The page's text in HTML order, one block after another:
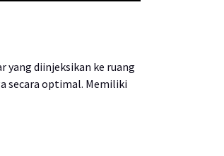
yang diinjeksikan ke ruang
secara optimal. Memiliki